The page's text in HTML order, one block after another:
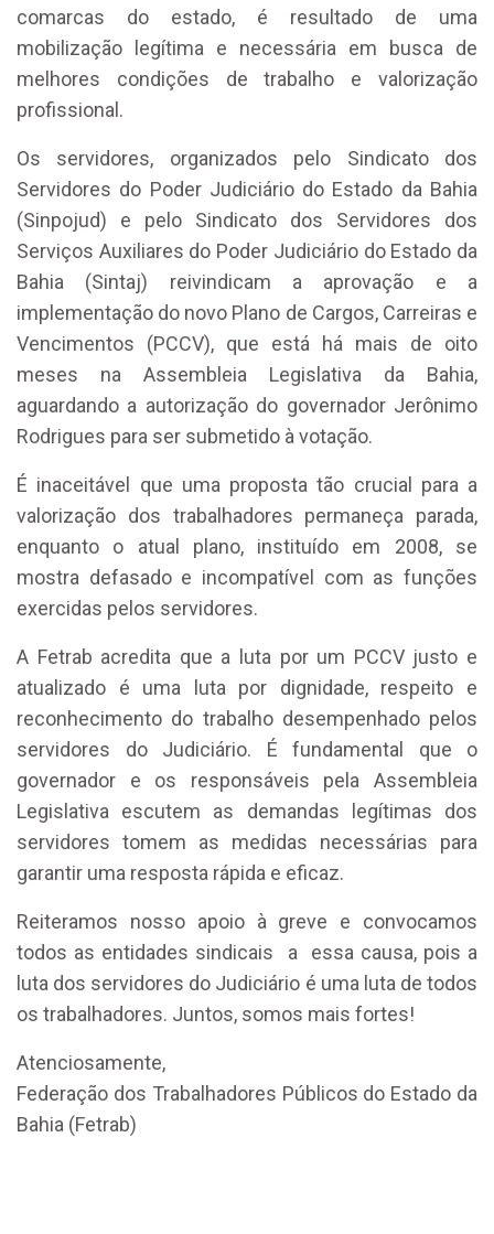
comarcas do estado, é resultado de uma
mobilização legítima e necessária em busca de
melhores condições de trabalho e valorização
profissional.
Os servidores, organizados pelo Sindicato dos
Servidores do Poder Judiciário do Estado da Bahia
(Sinpojud) e pelo Sindicato dos Servidores dos
Serviços Auxiliares do Poder Judiciário do Estado da
Bahia (Sintaj) reivindicam a aprovação e a
implementação do novo Plano de Cargos, Carreiras e
Vencimentos (PCCV), que está há mais de oito
meses na Assembleia Legislativa da Bahia,
aguardando a autorização do governador Jerônimo
Rodrigues para ser submetido à votação.
É inaceitável que uma proposta tão crucial para a
valorização dos trabalhadores permaneça parada,
enquanto o atual plano, instituído em 2008, se
mostra defasado e incompatível com as funções
exercidas pelos servidores.
A Fetrab acredita que a luta por um PCCV justo e
atualizado é uma luta por dignidade, respeito e
reconhecimento do trabalho desempenhado pelos
servidores do Judiciário. É fundamental que o
governador e os responsáveis pela Assembleia
Legislativa escutem as demandas legítimas dos
servidores tomem as medidas necessárias para
garantir uma resposta rápida e eficaz.
Reiteramos nosso apoio à greve e convocamos
todos as entidades sindicais a essa causa, pois a
luta dos servidores do Judiciário é uma luta de todos
os trabalhadores. Juntos, somos mais fortes!
Atenciosamente,
Federação dos Trabalhadores Públicos do Estado da
Bahia (Fetrab)